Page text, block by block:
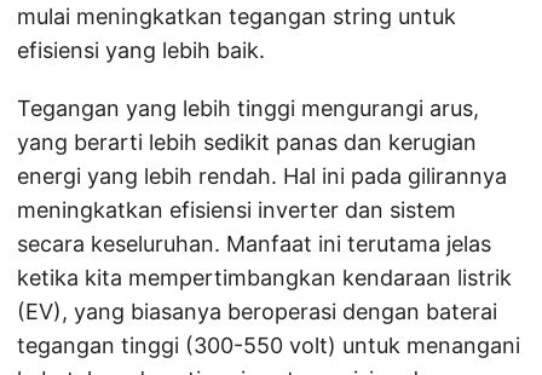
mulai meningkatkan tegangan string untuk
efisiensi yang lebih baik.
Tegangan yang lebih tinggi mengurangi arus,
yang berarti lebih sedikit panas dan kerugian
energi yang lebih rendah. Hal ini pada gilirannya
meningkatkan efisiensi inverter dan sistem
secara keseluruhan. Manfaat ini terutama jelas
ketika kita mempertimbangkan kendaraan listrik
(EV), yang biasanya beroperasi dengan baterai
tegangan tinggi (300-550 volt) untuk menangani